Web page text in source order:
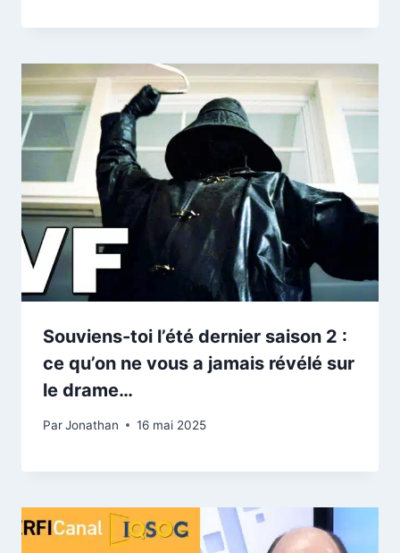
Souviens-toi l’été dernier saison 2 :
ce qu’on ne vous a jamais révélé sur
le drame…
ParJonathan 16 mai 2025